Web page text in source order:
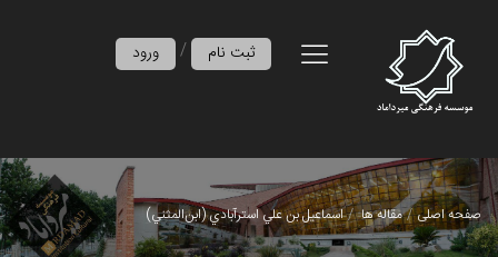
ورود / ثبت نام
صفحه اصلی مقاله ها اسماعيل بن علي استرآبادي (ابن‌المثني)